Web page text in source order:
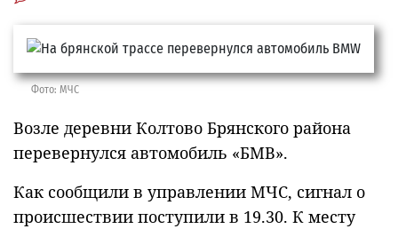
Фото: МЧС
Возле деревни Колтово Брянского района
перевернулся автомобиль «БМВ».
Как сообщили в управлении МЧС, сигнал о
происшествии поступили в 19.30. К месту